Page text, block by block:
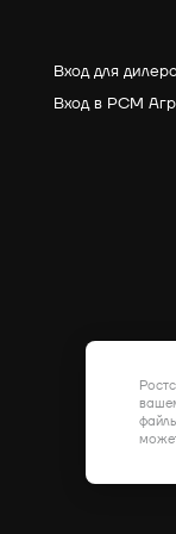
Вход для
Вход в РСМ